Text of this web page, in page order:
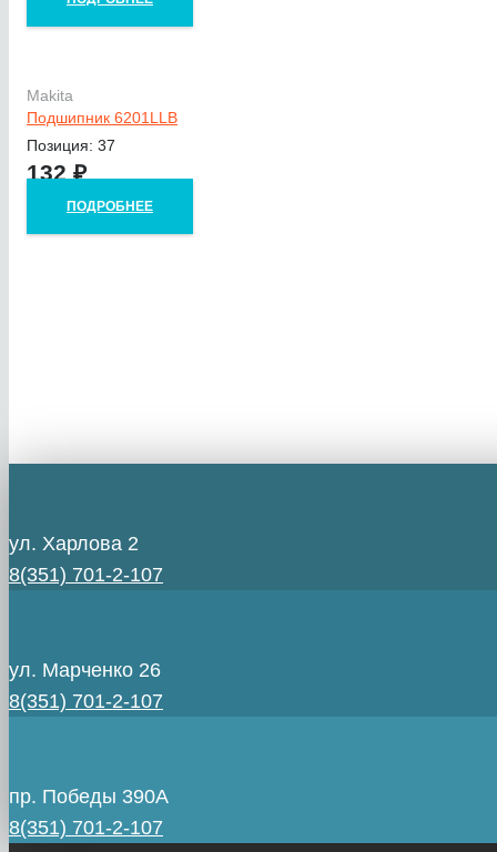
Makita
Подшипник 6201LLB
Позиция: 37
132₽
ПОДРОБНЕЕ
ул. Харлова 2
8(351) 701-2-107
ул. Марченко 26
8(351) 701-2-107
пр. Победы 390А
8(351) 701-2-107